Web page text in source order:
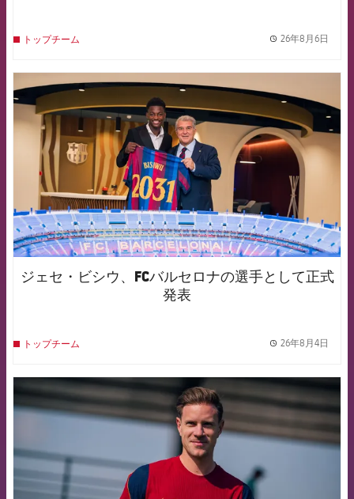
トップチーム 26年8月6日
ジェセ・ビシウ、FCバルセロナの選手として正式
発表
トップチーム 26年8月4日
FCB Barcelona badge